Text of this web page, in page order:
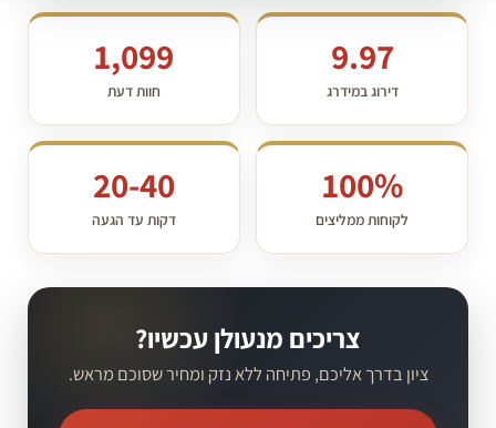
9.97
דירוג במידרג
1,099
חוות דעת
100%
לקוחות ממליצים
20-40
דקות עד הגעה
צריכים מנעולן עכשיו?
ציון בדרך אליכם, פתיחה ללא נזק ומחיר שסוכם מראש.